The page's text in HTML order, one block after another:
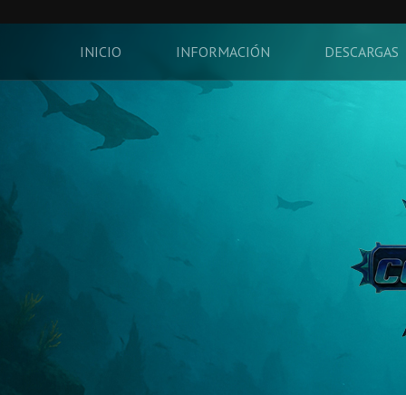
INICIO INFORMACIÓN DESCARGAS